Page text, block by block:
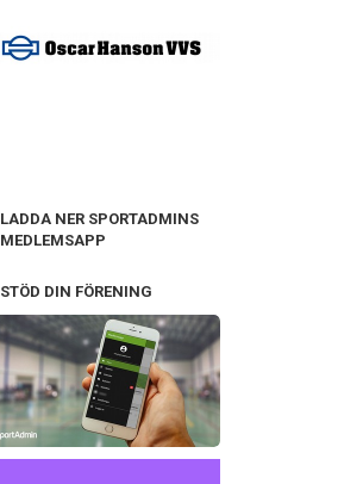
LADDA NER SPORTADMINS
MEDLEMSAPP
STÖD DIN FÖRENING